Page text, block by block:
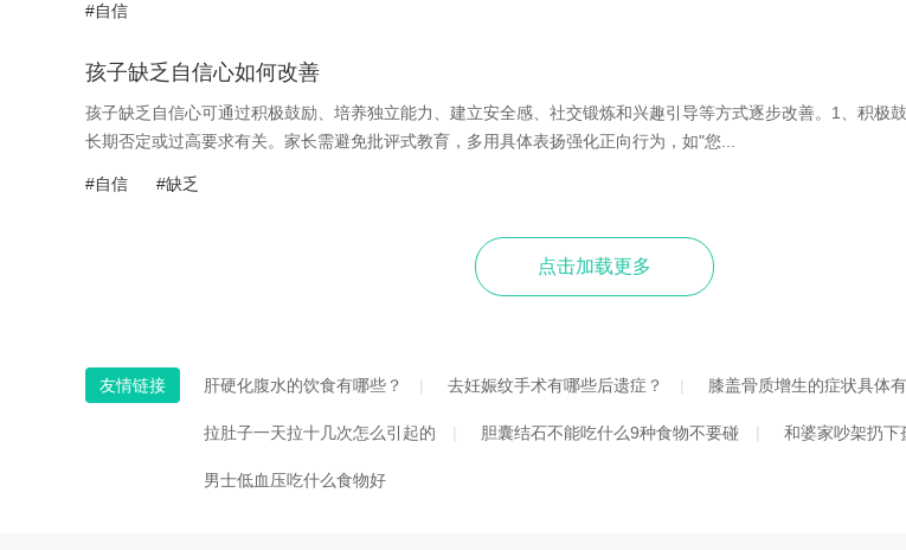
#自信
孩子缺乏自信心如何改善
孩子缺乏自信心可通过积极鼓励、培养独立能力、建立安全感、社交锻炼和兴趣引导等方式逐步改善。1、积极
长期否定或过高要求有关。家长需避免批评式教育，多用具体表扬强化正向行为，如"您...
#自信 #缺乏
点击加载更多
友情链接 肝硬化腹水的饮食有哪些？ 去妊娠纹手术有哪些后遗症？ 膝盖骨质增生的症状具体
拉肚子一天拉十几次怎么引起的 胆囊结石不能吃什么9种食物不要碰 和婆家吵架扔下
男士低血压吃什么食物好